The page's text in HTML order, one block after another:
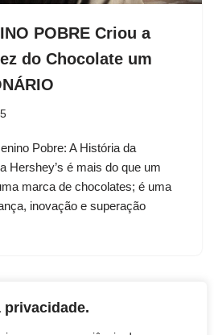
privacidade.
POBRE Criou a
do Chocolate um
Pobre: A História da
Hershey’s é mais do que um
marca de chocolates; é uma
inovação e superação